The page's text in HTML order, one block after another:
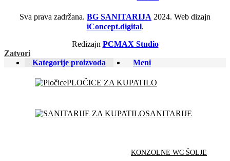
Sva prava zadržana. BG SANITARIJA 2024. Web dizajn
iConcept.digital.
Redizajn PCMAX Studio
Zatvori
Meni
Kategorije proizvoda
PLOČICE ZA KUPATILO
SANITARIJE
KONZOLNE WC ŠOLJE